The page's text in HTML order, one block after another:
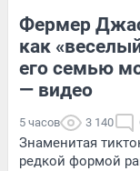
Фермер
как
его семью
— видео
5 часов 3 140
Знаменитая
редкой формой